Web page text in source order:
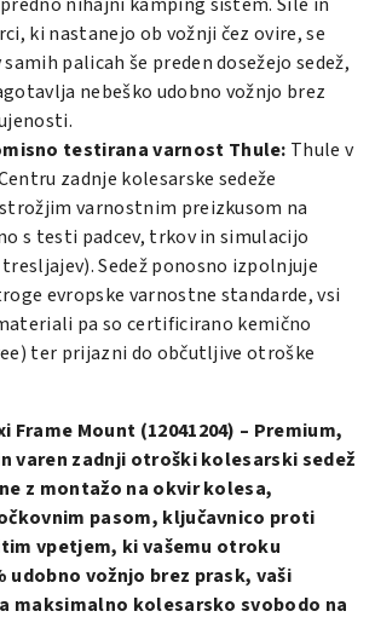
ki nastanejo ob vožnji čez ovire, se
palicah še preden dosežejo sedež,
nebeško udobno vožnjo brez
testirana varnost Thule: Thule v
zadnje kolesarske sedeže
varnostnim preizkusom na
s testi padcev, trkov in simulacijo
Sedež ponosno izpolnjuje
evropske varnostne standarde, vsi
pa so certificirano kemično
ter prijazni do občutljive otroške
Frame Mount (12041204) – Premium,
varen zadnji otroški kolesarski sedež
z montažo na okvir kolesa,
pasom, ključavnico proti
vpetjem, ki vašemu otroku
udobno vožnjo brez prask, vaši
maksimalno kolesarsko svobodo na